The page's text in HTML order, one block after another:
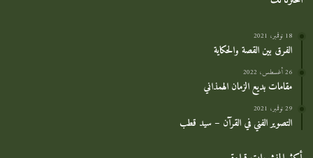
18 نوفمبر، 2021
الفرق بين القصة والحكاية
26 أغسطس، 2022
مقامات بديع الزمان الهمذاني
29 نوفمبر، 2021
التصوير الفني في القرآن – سيد قطب